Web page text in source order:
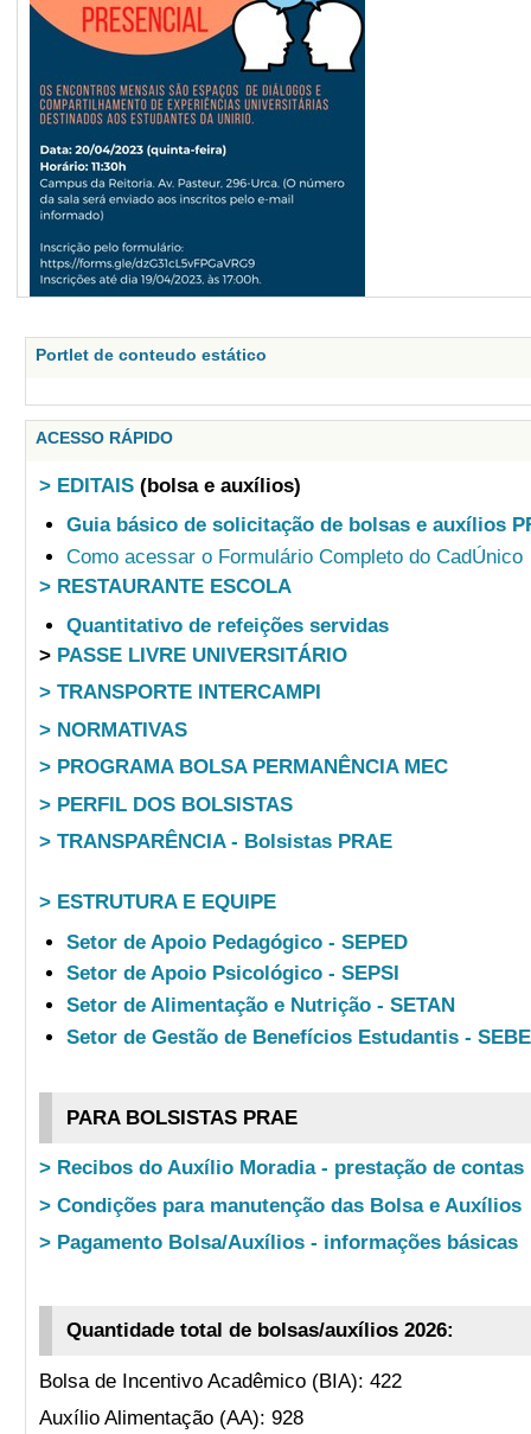
Portlet de conteudo estático
ACESSO RÁPIDO
> EDITAIS (bolsa e auxílios)
Guia básico de solicitação de bolsas e auxílios
Como acessar o Formulário Completo do CadÚnico
> RESTAURANTE ESCOLA
Quantitativo de refeições servidas
> PASSE LIVRE UNIVERSITÁRIO
> TRANSPORTE INTERCAMPI
> NORMATIVAS
> PROGRAMA BOLSA PERMANÊNCIA MEC
> PERFIL DOS BOLSISTAS
> TRANSPARÊNCIA - Bolsistas PRAE
> ESTRUTURA E EQUIPE
Setor de Apoio Pedagógico - SEPED
Setor de Apoio Psicológico - SEPSI
Setor de Alimentação e Nutrição - SETAN
Setor de Gestão de Benefícios Estudantis -
PARA BOLSISTAS PRAE
> Recibos do Auxílio Moradia - prestação de contas
> Condições para manutenção das Bolsa e Auxílios
> Pagamento Bolsa/Auxílios - informações básicas
Quantidade total de bolsas/auxílios 2026:
Bolsa de Incentivo Acadêmico (BIA): 422
Auxílio Alimentação (AA): 928